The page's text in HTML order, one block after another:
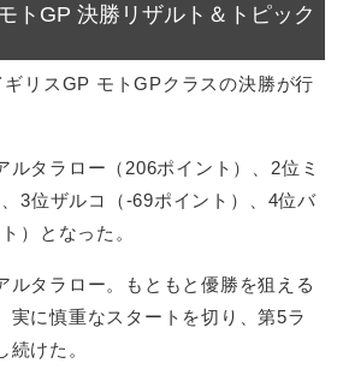
トGP 決勝リザルト＆トピック
リスGP モトGPクラスの決勝が行
タラロー（206ポイント）、2位ミ
3位ザルコ（-69ポイント）、4位バ
）となった。
タラロー。もともと優勝を狙える
実に慎重なスタートを切り、第5ラ
続けた。